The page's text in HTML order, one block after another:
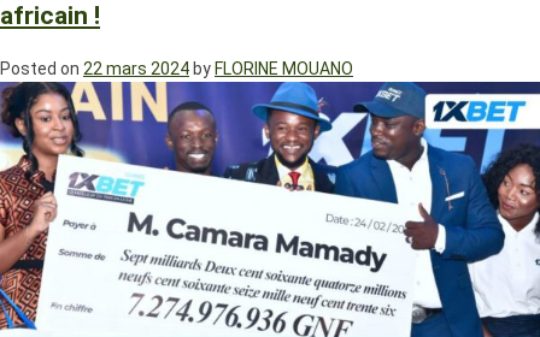
africain !
Posted on 22 mars 2024 by FLORINE MOUANO